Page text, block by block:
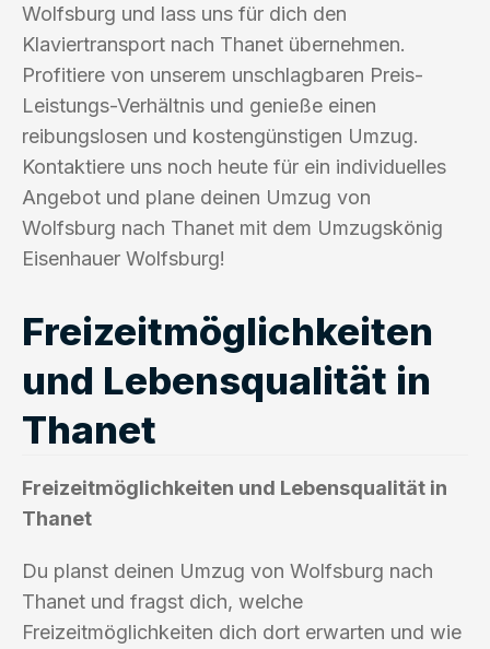
Wolfsburg und lass uns für dich den
Klaviertransport nach Thanet übernehmen.
Profitiere von unserem unschlagbaren Preis-
Leistungs-Verhältnis und genieße einen
reibungslosen und kostengünstigen Umzug.
Kontaktiere uns noch heute für ein individuelles
Angebot und plane deinen Umzug von
Wolfsburg nach Thanet mit dem Umzugskönig
Eisenhauer Wolfsburg!
Freizeitmöglichkeiten
und Lebensqualität in
Thanet
Freizeitmöglichkeiten und Lebensqualität in
Thanet
Du planst deinen Umzug von Wolfsburg nach
Thanet und fragst dich, welche
Freizeitmöglichkeiten dich dort erwarten und wie